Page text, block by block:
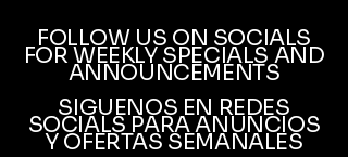
FOLLOW US ON SOCIALS
FOR WEEKLY SPECIALS AND
ANNOUNCEMENTS
SIGUENOS EN REDES
SOCIALS PARA ANUNCIOS
Y OFERTAS SEMANALES